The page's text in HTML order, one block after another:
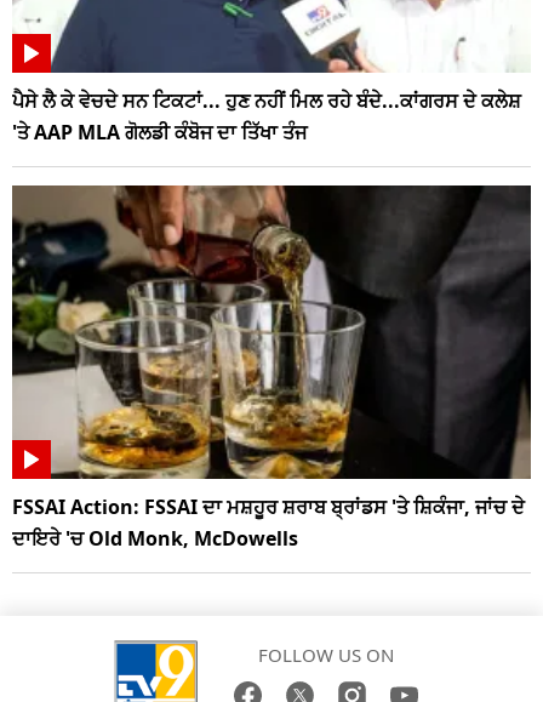
ਪੈਸੇ ਲੈ ਕੇ ਵੇਚਦੇ ਸਨ ਟਿਕਟਾਂ... ਹੁਣ ਨਹੀਂ ਮਿਲ ਰਹੇ ਬੰਦੇ...ਕਾਂਗਰਸ ਦੇ ਕਲੇਸ਼
'ਤੇ AAP MLA ਗੋਲਡੀ ਕੰਬੋਜ ਦਾ ਤਿੱਖਾ ਤੰਜ
FSSAI Action: FSSAI ਦਾ ਮਸ਼ਹੂਰ ਸ਼ਰਾਬ ਬ੍ਰਾਂਡਸ 'ਤੇ ਸ਼ਿਕੰਜਾ, ਜਾਂਚ ਦੇ
ਦਾਇਰੇ 'ਚ Old Monk, McDowells
FOLLOW US ON